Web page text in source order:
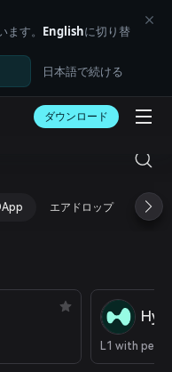
す。 Englishに切り替
日本語で続ける
ダウンロード
エアドロップ DeFi